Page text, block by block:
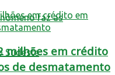
milhões em crédito
de desmatamento